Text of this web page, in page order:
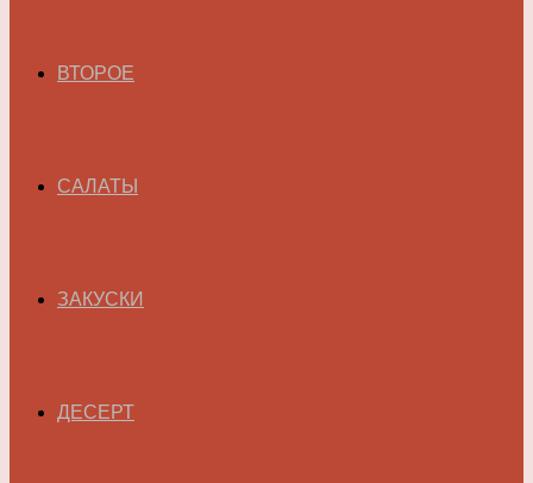
ВТОРОЕ
САЛАТЫ
ЗАКУСКИ
ДЕСЕРТ